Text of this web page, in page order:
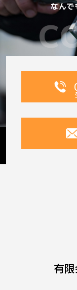
なんで